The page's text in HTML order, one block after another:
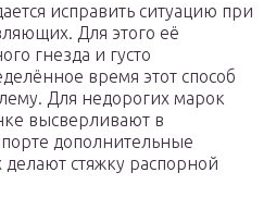
исправить ситуацию при
Для этого её
гнезда и густо
время этот способ
Для недорогих марок
высверливают в
дополнительные
стяжку распорной